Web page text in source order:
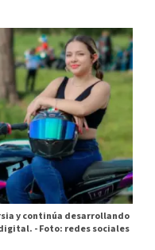
y continúa desarrollando
-Foto: redes sociales